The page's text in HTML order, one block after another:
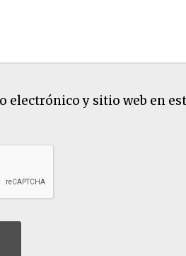
electrónico y sitio web en